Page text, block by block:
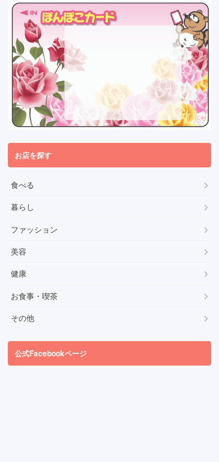
お店を探す
食べる
暮らし
ファッション
美容
健康
お食事・喫茶
その他
公式Facebookページ